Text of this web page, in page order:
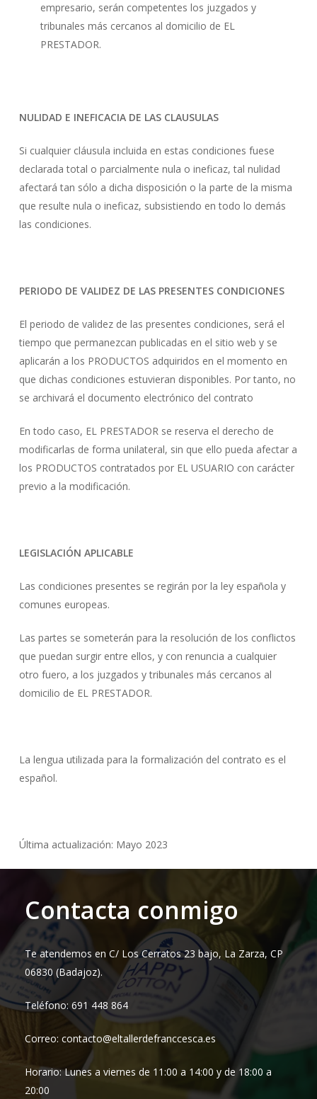
empresario, serán competentes los juzgados y
tribunales más cercanos al domicilio de EL
PRESTADOR.
NULIDAD E INEFICACIA DE LAS CLAUSULAS
Si cualquier cláusula incluida en estas condiciones fuese
declarada total o parcialmente nula o ineficaz, tal nulidad
afectará tan sólo a dicha disposición o la parte de la misma
que resulte nula o ineficaz, subsistiendo en todo lo demás
las condiciones.
PERIODO DE VALIDEZ DE LAS PRESENTES CONDICIONES
El periodo de validez de las presentes condiciones, será el
tiempo que permanezcan publicadas en el sitio web y se
aplicarán a los PRODUCTOS adquiridos en el momento en
que dichas condiciones estuvieran disponibles. Por tanto, no
se archivará el documento electrónico del contrato
En todo caso, EL PRESTADOR se reserva el derecho de
modificarlas de forma unilateral, sin que ello pueda afectar a
los PRODUCTOS contratados por EL USUARIO con carácter
previo a la modificación.
LEGISLACIÓN APLICABLE
Las condiciones presentes se regirán por la ley española y
comunes europeas.
Las partes se someterán para la resolución de los conflictos
que puedan surgir entre ellos, y con renuncia a cualquier
otro fuero, a los juzgados y tribunales más cercanos al
domicilio de EL PRESTADOR.
La lengua utilizada para la formalización del contrato es el
español.
Última actualización: Mayo 2023
Contacta conmigo
Te atendemos en C/ Los Cerratos 23 bajo, La Zarza, CP
06830 (Badajoz).
Teléfono: 691 448 864
Correo: contacto@eltallerdefranccesca.es
Horario: Lunes a viernes de 11:00 a 14:00 y de 18:00 a
20:00